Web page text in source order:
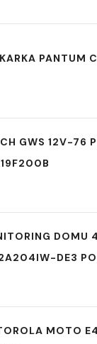
PANTUM
GWS 12V-76
DOMU
DE3
MOTO